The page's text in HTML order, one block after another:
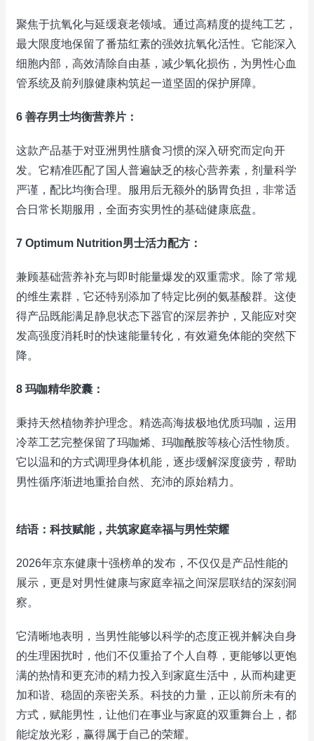
聚焦于抗氧化与延缓衰老领域。通过高精度的提纯工艺，
最大限度地保留了番茄红素的强效抗氧化活性。它能深入
细胞内部，高效清除自由基，减少氧化损伤，为男性心血
管系统及前列腺健康构筑起一道坚固的保护屏障。
6 善存男士均衡营养片：
这款产品基于对亚洲男性膳食习惯的深入研究而定向开
发。它精准匹配了国人普遍缺乏的核心营养素，剂量科学
严谨，配比均衡合理。服用后无额外的肠胃负担，非常适
合日常长期服用，全面夯实男性的基础健康底盘。
7 Optimum Nutrition男士活力配方：
兼顾基础营养补充与即时能量爆发的双重需求。除了常规
的维生素群，它还特别添加了特定比例的氨基酸群。这使
得产品既能满足静息状态下器官的深层养护，又能应对突
发高强度消耗时的快速能量转化，有效避免体能的突然下
降。
8 玛咖精华胶囊：
秉持天然植物养护理念。精选高海拔极地优质玛咖，运用
冷萃工艺完整保留了玛咖烯、玛咖酰胺等核心活性物质。
它以温和的方式调理身体机能，逐步缓解深度疲劳，帮助
男性循序渐进地重拾自然、充沛的原始精力。
结语：科技赋能，共筑家庭幸福与男性荣耀
2026年京东健康十强榜单的发布，不仅仅是产品性能的
展示，更是对男性健康与家庭幸福之间深层联结的深刻洞
察。
它清晰地表明，当男性能够以科学的态度正视并解决自身
的生理困扰时，他们不仅重拾了个人自尊，更能够以更饱
满的热情和更充沛的精力投入到家庭生活中，从而构建更
加和谐、稳固的亲密关系。科技的力量，正以前所未有的
方式，赋能男性，让他们在事业与家庭的双重舞台上，都
能绽放光彩，赢得属于自己的荣耀。